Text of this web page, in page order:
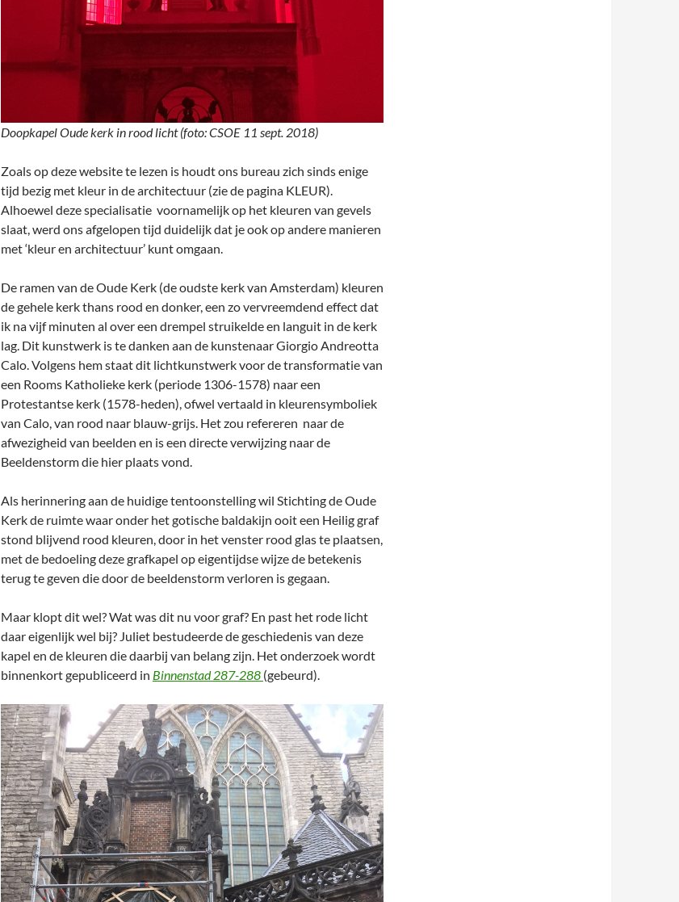
Doopkapel Oude kerk in rood licht (foto: CSOE 11 sept. 2018)
Zoals op deze website te lezen is houdt ons bureau zich sinds enige
tijd bezig met kleur in de architectuur (zie de pagina KLEUR).
Alhoewel deze specialisatie voornamelijk op het kleuren van gevels
slaat, werd ons afgelopen tijd duidelijk dat je ook op andere manieren
met ‘kleur en architectuur’ kunt omgaan.
De ramen van de Oude Kerk (de oudste kerk van Amsterdam) kleuren
de gehele kerk thans rood en donker, een zo vervreemdend effect dat
ik na vijf minuten al over een drempel struikelde en languit in de kerk
lag. Dit kunstwerk is te danken aan de kunstenaar Giorgio Andreotta
Calo. Volgens hem staat dit lichtkunstwerk voor de transformatie van
een Rooms Katholieke kerk (periode 1306-1578) naar een
Protestantse kerk (1578-heden), ofwel vertaald in kleurensymboliek
van Calo, van rood naar blauw-grijs. Het zou refereren naar de
afwezigheid van beelden en is een directe verwijzing naar de
Beeldenstorm die hier plaats vond.
Als herinnering aan de huidige tentoonstelling wil Stichting de Oude
Kerk de ruimte waar onder het gotische baldakijn ooit een Heilig graf
stond blijvend rood kleuren, door in het venster rood glas te plaatsen,
met de bedoeling deze grafkapel op eigentijdse wijze de betekenis
terug te geven die door de beeldenstorm verloren is gegaan.
Maar klopt dit wel? Wat was dit nu voor graf? En past het rode licht
daar eigenlijk wel bij? Juliet bestudeerde de geschiedenis van deze
kapel en de kleuren die daarbij van belang zijn. Het onderzoek wordt
binnenkort gepubliceerd in Binnenstad 287-288 (gebeurd).